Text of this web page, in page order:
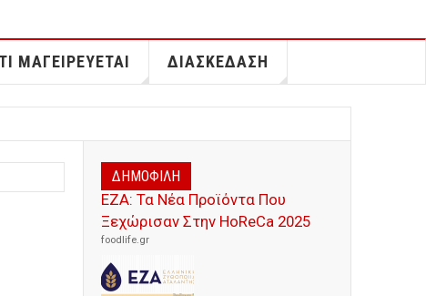
ΜΑΓΕΙΡΕΥΕΤΑΙ ΔΙΑΣΚΕΔΑΣΗ
ΔΗΜΟΦΙΛΗ
ΕΖΑ: Τα Νέα Προϊόντα Που
Ξεχώρισαν Στην HoReCa 2025
foodlife.gr